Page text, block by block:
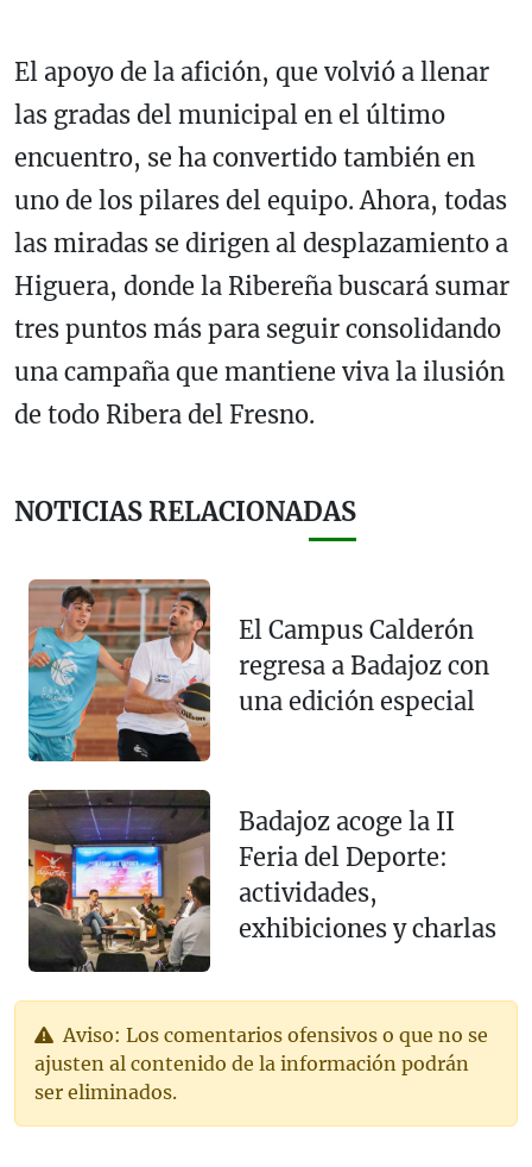
El apoyo de la afición, que volvió a llenar
las gradas del municipal en el último
encuentro, se ha convertido también en
uno de los pilares del equipo. Ahora, todas
las miradas se dirigen al desplazamiento a
Higuera, donde la Ribereña buscará sumar
tres puntos más para seguir consolidando
una campaña que mantiene viva la ilusión
de todo Ribera del Fresno.
NOTICIAS RELACIONADAS
El Campus Calderón
regresa a Badajoz con
una edición especial
Badajoz acoge la II
Feria del Deporte:
actividades,
exhibiciones y charlas
Aviso: Los comentarios ofensivos o que no se
ajusten al contenido de la información podrán
ser eliminados.